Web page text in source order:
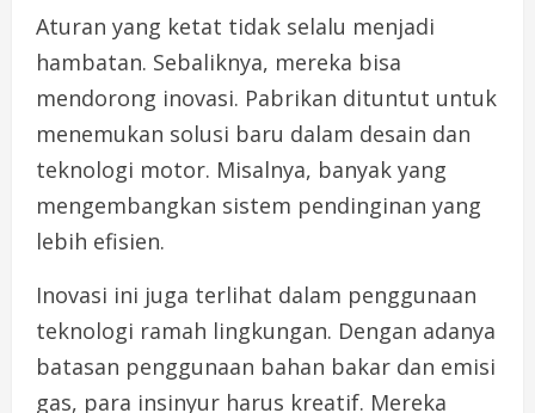
Aturan yang ketat tidak selalu menjadi
hambatan. Sebaliknya, mereka bisa
mendorong inovasi. Pabrikan dituntut untuk
menemukan solusi baru dalam desain dan
teknologi motor. Misalnya, banyak yang
mengembangkan sistem pendinginan yang
lebih efisien.
Inovasi ini juga terlihat dalam penggunaan
teknologi ramah lingkungan. Dengan adanya
batasan penggunaan bahan bakar dan emisi
gas, para insinyur harus kreatif. Mereka